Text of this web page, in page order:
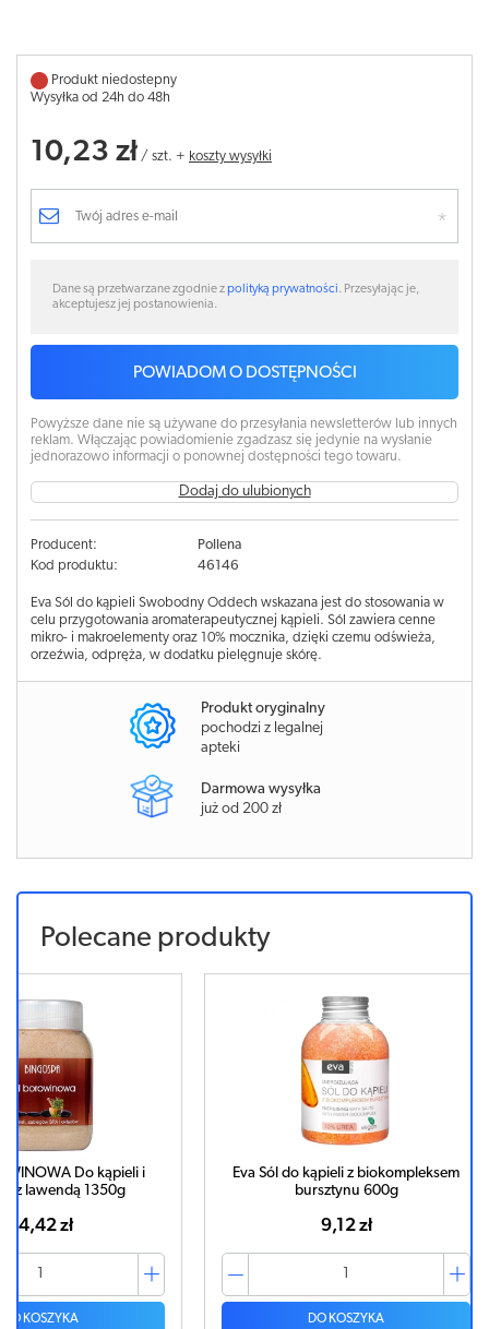
Produkt niedostepny
Wysyłka od 24h do 48h
10,23 zł / szt. + koszty wysyłki
Dane są przetwarzane zgodnie zpolityką prywatności. Przesyłając je,
akceptujesz jej postanowienia.
POWIADOM O DOSTĘPNOŚCI
Powyższe dane nie są używane do przesyłania newsletterów lub innych
reklam. Włączając powiadomienie zgadzasz się jedynie na wysłanie
jednorazowo informacji o ponownej dostępności tego towaru.
Dodaj do ulubionych
Producent:
Pollena
Kod produktu:
46146
Eva Sól do kąpieli Swobodny Oddech wskazana jest do stosowania w
celu przygotowania aromaterapeutycznej kąpieli. Sól zawiera cenne
mikro- i makroelementy oraz 10% mocznika, dzięki czemu odświeża,
orzeźwia, odpręża, w dodatku pielęgnuje skórę.
Produkt oryginalny
pochodzi z legalnej
apteki
Darmowa wysyłka
już od 200 zł
Polecane produkty
i
Eva Sól do kąpieli z biokompleksem
Eva Sól